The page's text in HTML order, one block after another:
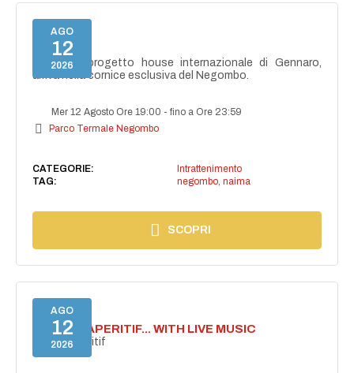
AGO
12
2026
NAIMA
NAIMA, il progetto house internazionale di Gennaro,
arriva nella cornice esclusiva del Negombo.
Mer 12 Agosto Ore 19:00 -fino a Ore 23:59
Parco Termale Negombo
CATEGORIE:
Intrattenimento
TAG:
negombo, naima
SCOPRI
AGO
12
2026
SECRET APERITIF... WITH LIVE MUSIC
Secret aperitif